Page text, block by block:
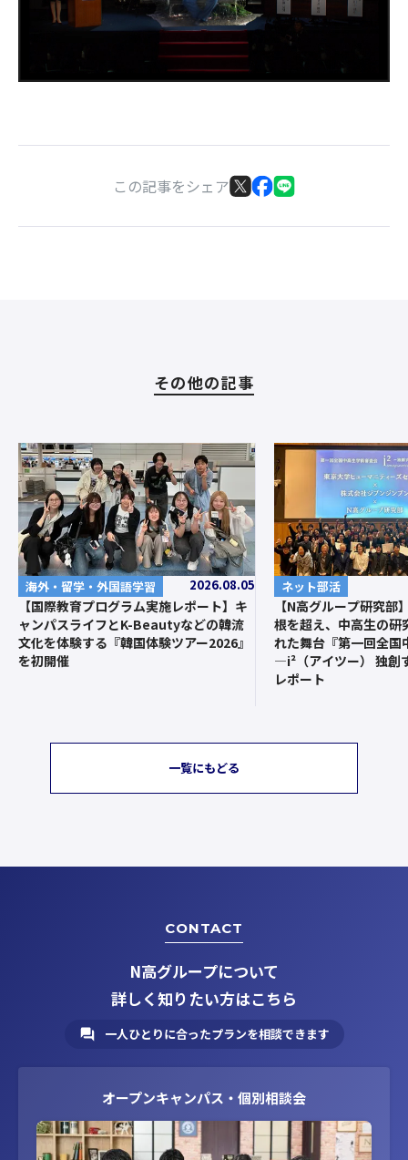
この記事をシェア
その他の記事
海外・留学・外国語学習 2026.08.05
【国際教育プログラム実施レポート】キ
ャンパスライフとK-Beautyなどの韓流
文化を体験する『韓国体験ツアー2026』
を初開催
ネット部活
【N高グループ研究部
根を超え、中高生の研
れた舞台『第一回全国
—i²（アイツー） 独創
レポート
一覧にもどる
CONTACT
N高グループについて
詳しく知りたい方はこちら
一人ひとりに合ったプランを相談できます
オープンキャンパス・個別相談会